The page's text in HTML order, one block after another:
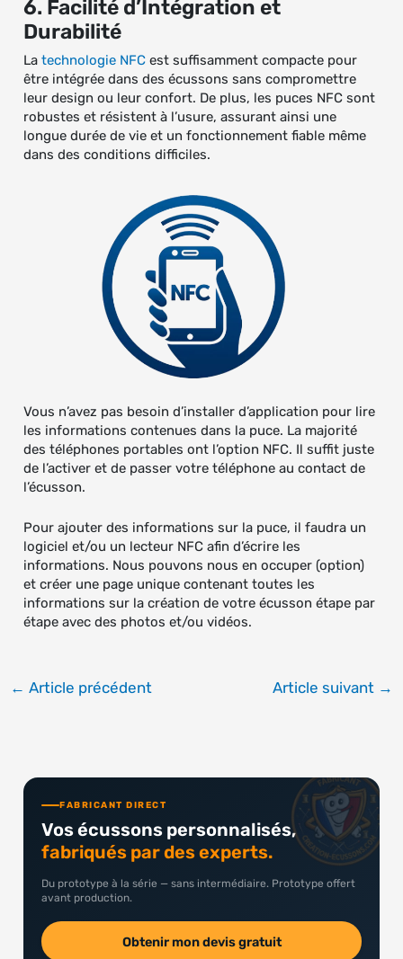
6. Facilité d’Intégration et
Durabilité
Latechnologie NFC est suffisamment compacte pour
être intégrée dans des écussons sans compromettre
leur design ou leur confort. De plus, les puces NFC sont
robustes et résistent à l’usure, assurant ainsi une
longue durée de vie et un fonctionnement fiable même
dans des conditions difficiles.
Vous n’avez pas besoin d’installer d’application pour lire
les informations contenues dans la puce. La majorité
des téléphones portables ont l’option NFC. Il suffit juste
de l’activer et de passer votre téléphone au contact de
l’écusson.
Pour ajouter des informations sur la puce, il faudra un
logiciel et/ou un lecteur NFC afin d’écrire les
informations. Nous pouvons nous en occuper (option)
et créer une page unique contenant toutes les
informations sur la création de votre écusson étape par
étape avec des photos et/ou vidéos.
← Article précédent Article suivant →
FABRICANT DIRECT
Vos écussons personnalisés,
fabriqués par des experts.
Du prototype à la série — sans intermédiaire. Prototype offert
avant production.
Obtenir mon devis gratuit